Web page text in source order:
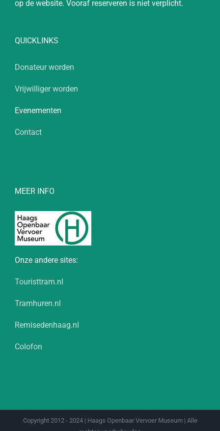
op de website. Vooraf reserveren is niet verplicht.
QUICKLINKS
Donateur worden
Vrijwilliger worden
Evenementen
Contact
MEER INFO
Onze andere sites:
Touristtram.nl
Tramhuren.nl
Remisedenhaag.nl
Colofon
Copyright 2012 - 2024 | Haags Openbaar Vervoer Museum | Alle